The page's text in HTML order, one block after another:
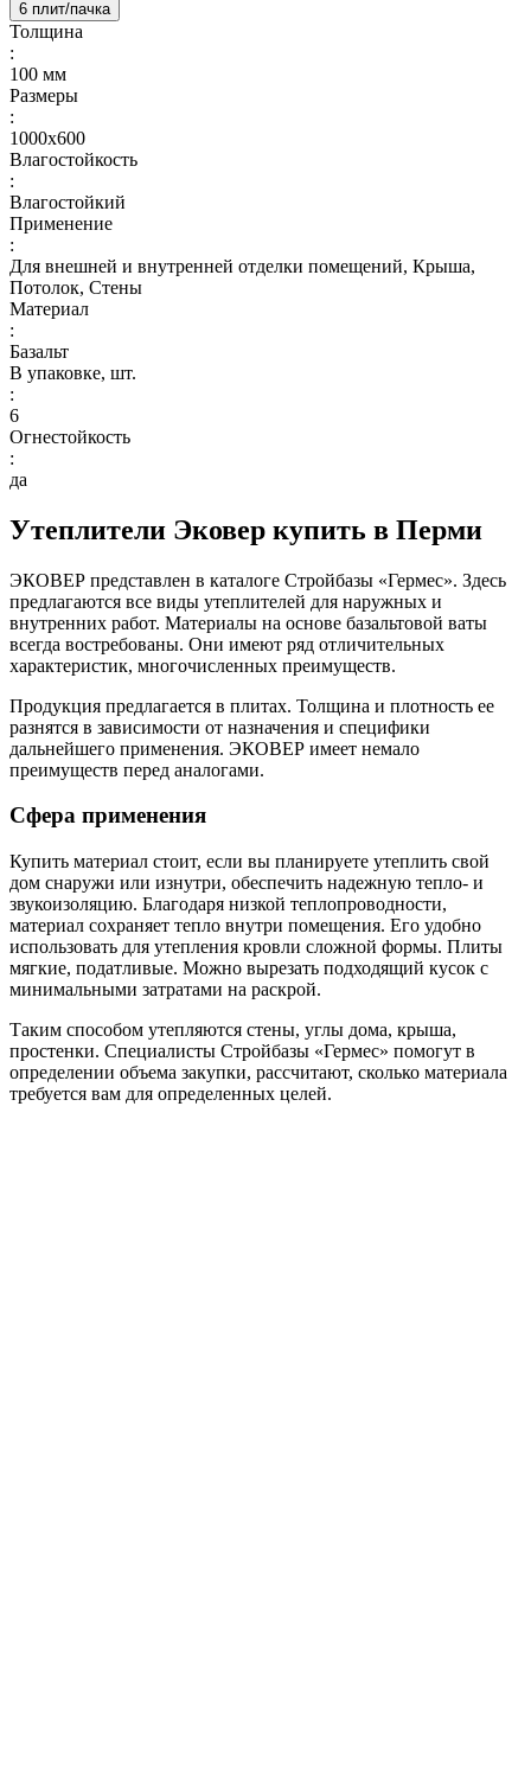
6 плит/пачка
Толщина
:
100 мм
Размеры
:
1000х600
Влагостойкость
:
Влагостойкий
Применение
:
Для внешней и внутренней отделки помещений, Крыша,
Потолок, Стены
Материал
:
Базальт
В упаковке, шт.
:
6
Огнестойкость
:
да
Утеплители Эковер купить в Перми
ЭКОВЕР представлен в каталоге Стройбазы «Гермес». Здесь
предлагаются все виды утеплителей для наружных и
внутренних работ. Материалы на основе базальтовой ваты
всегда востребованы. Они имеют ряд отличительных
характеристик, многочисленных преимуществ.
Продукция предлагается в плитах. Толщина и плотность ее
разнятся в зависимости от назначения и специфики
дальнейшего применения. ЭКОВЕР имеет немало
преимуществ перед аналогами.
Сфера применения
Купить материал стоит, если вы планируете утеплить свой
дом снаружи или изнутри, обеспечить надежную тепло- и
звукоизоляцию. Благодаря низкой теплопроводности,
материал сохраняет тепло внутри помещения. Его удобно
использовать для утепления кровли сложной формы. Плиты
мягкие, податливые. Можно вырезать подходящий кусок с
минимальными затратами на раскрой.
Таким способом утепляются стены, углы дома, крыша,
простенки. Специалисты Стройбазы «Гермес» помогут в
определении объема закупки, рассчитают, сколько материала
требуется вам для определенных целей.